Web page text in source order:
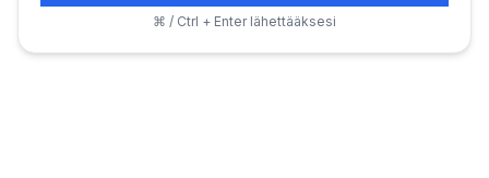
⌘ / Ctrl + Enter lähettääksesi